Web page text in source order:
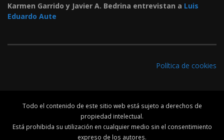
Karmen Garrido y Javier A. Bedrina entrevistan a Luis
Eduardo Aute
Política de cookies
Todo el contenido de este sitio web está sujeto a derechos de
propiedad intelectual.
Está prohibida su utilización en cualquier medio sin el consentimiento
expreso de los autores.